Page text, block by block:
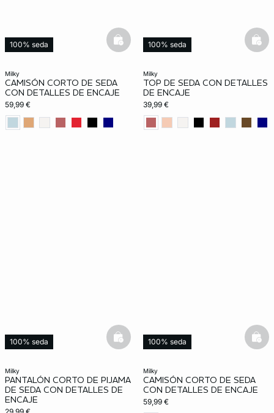
milky
CAMISÓN CORTO DE SEDA
CON DETALLES DE ENCAJE
59,99 €
100% seda basketfull
milky
TOP DE SEDA CON DETALLES
DE ENCAJE
39,99 €
100% seda
milky
PANTALÓN CORTO DE PIJAMA
DE SEDA CON DETALLES DE
ENCAJE
100% seda basketfull
milky
CAMISÓN CORTO DE SEDA
CON DETALLES DE ENCAJE
59,99 €
100% seda